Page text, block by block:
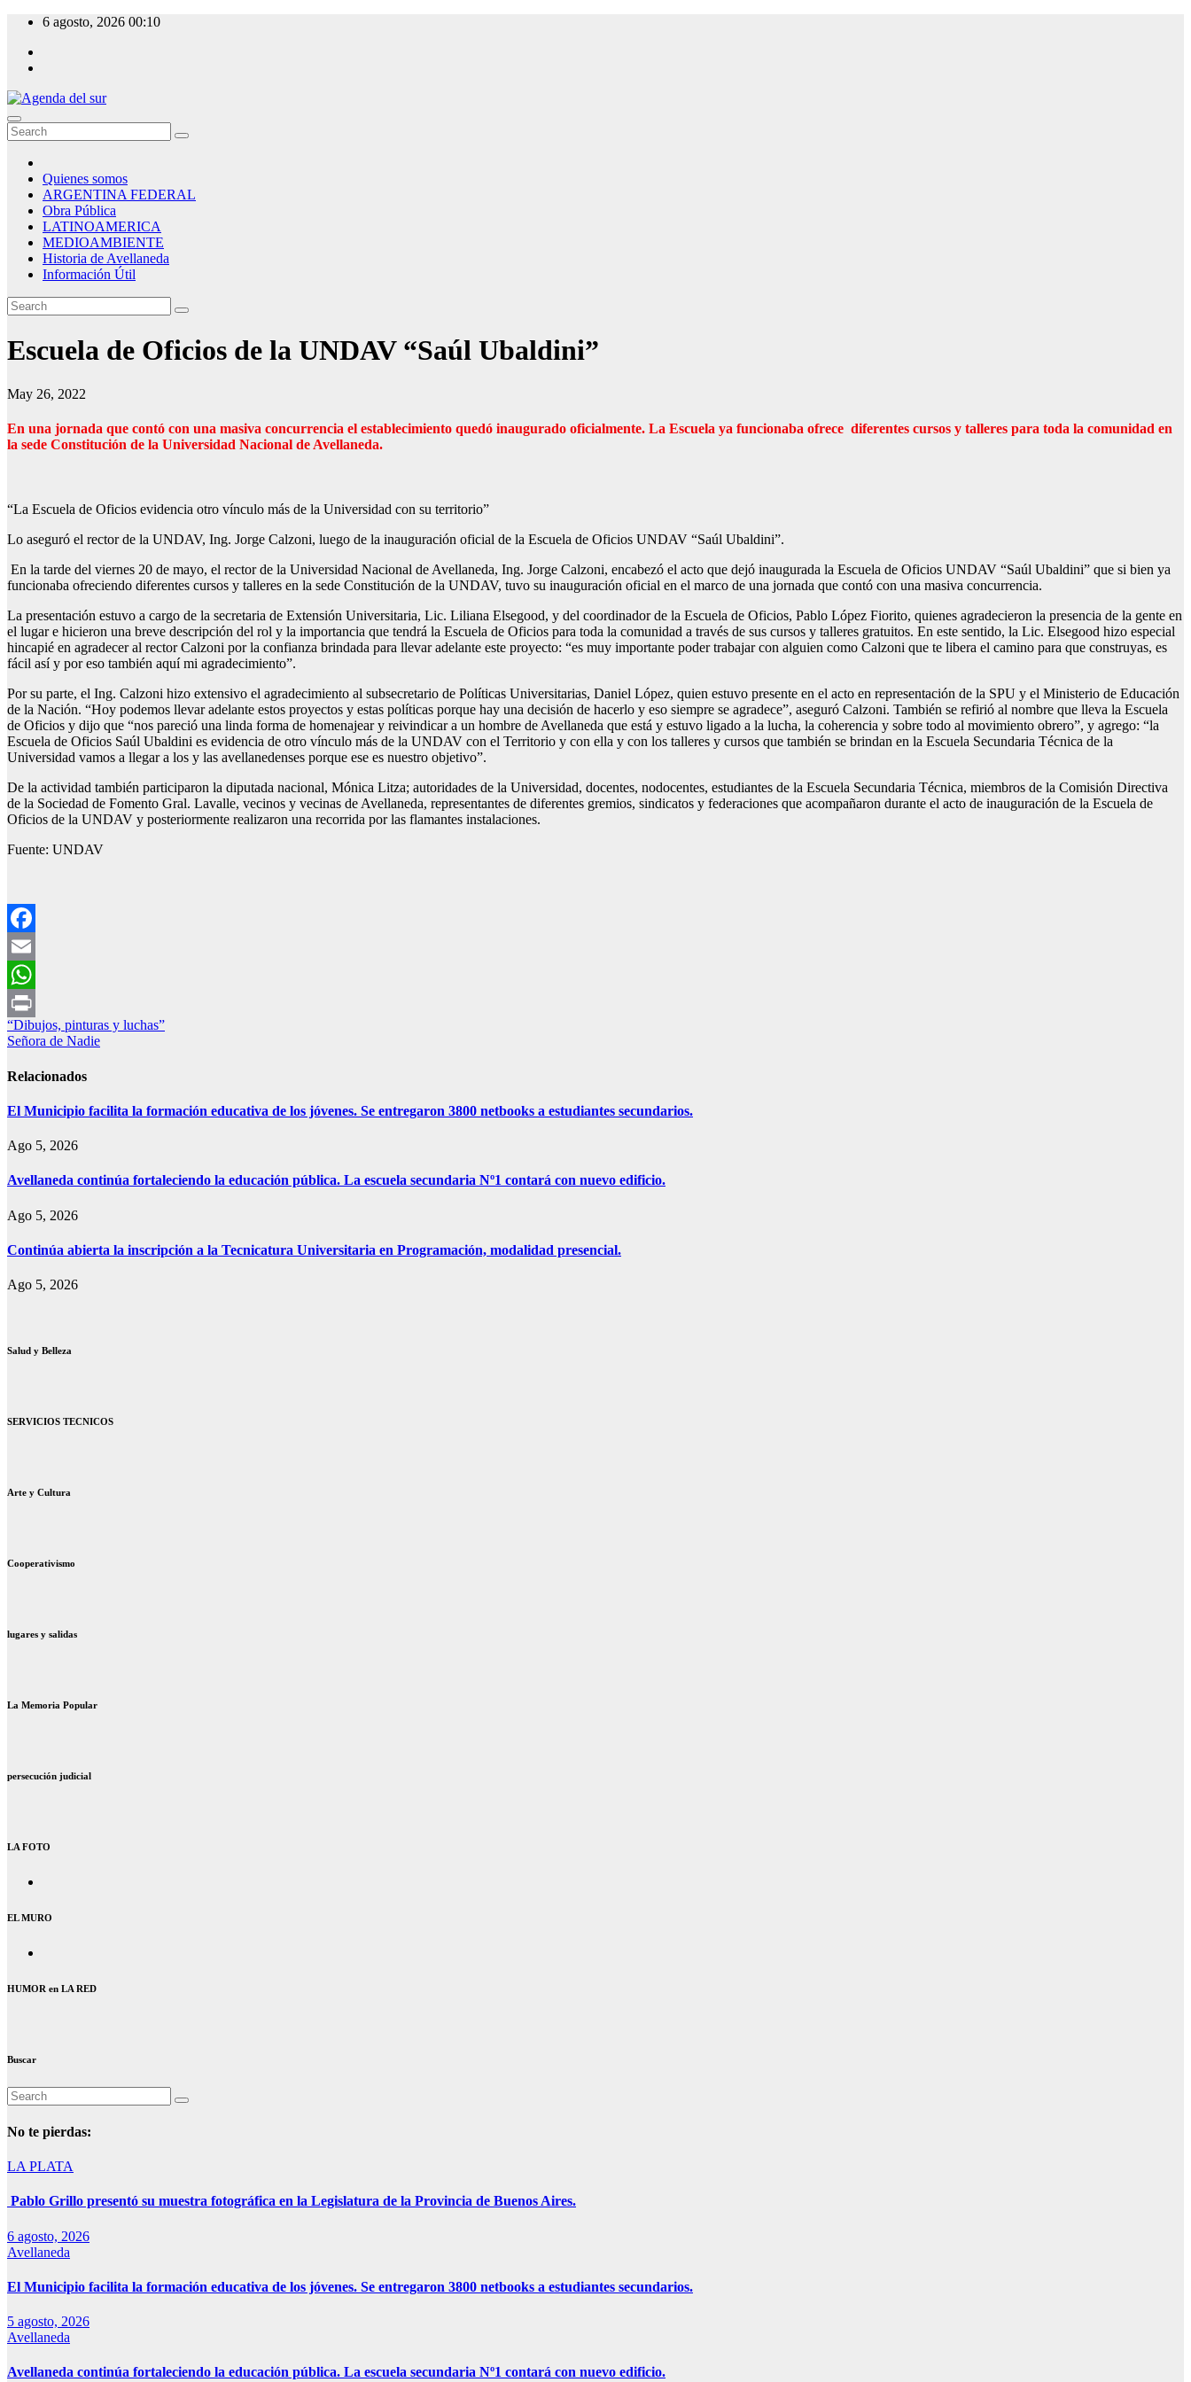
Skip
content
6 agosto, 2026 00:10
Agenda del sur
Quienes somos
ARGENTINA FEDERAL
Obra Pública
LATINOAMERICA
MEDIOAMBIENTE
Historia de Avellaneda
Información Útil
Escuela de Oficios de la UNDAV “Saúl Ubaldini”
May 26, 2022
En una jornada que contó con una masiva concurrencia el establecimiento quedó inaugurado oficialmente. La Escuela ya funcionaba ofrece diferentes cursos y talleres para toda la comunidad en
la sede Constitución de la Universidad Nacional de Avellaneda.
“La Escuela de Oficios evidencia otro vínculo más de la Universidad con su territorio”
Lo aseguró el rector de la UNDAV, Ing. Jorge Calzoni, luego de la inauguración oficial de la Escuela de Oficios UNDAV “Saúl Ubaldini”.
En la tarde del viernes 20 de mayo, el rector de la Universidad Nacional de Avellaneda, Ing. Jorge Calzoni, encabezó el acto que dejó inaugurada la Escuela de Oficios UNDAV “Saúl Ubaldini” que si bien ya
funcionaba ofreciendo diferentes cursos y talleres en la sede Constitución de la UNDAV, tuvo su inauguración oficial en el marco de una jornada que contó con una masiva concurrencia.
La presentación estuvo a cargo de la secretaria de Extensión Universitaria, Lic. Liliana Elsegood, y del coordinador de la Escuela de Oficios, Pablo López Fiorito, quienes agradecieron la presencia de la gente en
el lugar e hicieron una breve descripción del rol y la importancia que tendrá la Escuela de Oficios para toda la comunidad a través de sus cursos y talleres gratuitos. En este sentido, la Lic. Elsegood hizo especial
hincapié en agradecer al rector Calzoni por la confianza brindada para llevar adelante este proyecto: “es muy importante poder trabajar con alguien como Calzoni que te libera el camino para que construyas, es
fácil así y por eso también aquí mi agradecimiento”.
Por su parte, el Ing. Calzoni hizo extensivo el agradecimiento al subsecretario de Políticas Universitarias, Daniel López, quien estuvo presente en el acto en representación de la SPU y el Ministerio de Educación
de la Nación. “Hoy podemos llevar adelante estos proyectos y estas políticas porque hay una decisión de hacerlo y eso siempre se agradece”, aseguró Calzoni. También se refirió al nombre que lleva la Escuela
de Oficios y dijo que “nos pareció una linda forma de homenajear y reivindicar a un hombre de Avellaneda que está y estuvo ligado a la lucha, la coherencia y sobre todo al movimiento obrero”, y agrego: “la
Escuela de Oficios Saúl Ubaldini es evidencia de otro vínculo más de la UNDAV con el Territorio y con ella y con los talleres y cursos que también se brindan en la Escuela Secundaria Técnica de la
Universidad vamos a llegar a los y las avellanedenses porque ese es nuestro objetivo”.
De la actividad también participaron la diputada nacional, Mónica Litza; autoridades de la Universidad, docentes, nodocentes, estudiantes de la Escuela Secundaria Técnica, miembros de la Comisión Directiva
de la Sociedad de Fomento Gral. Lavalle, vecinos y vecinas de Avellaneda, representantes de diferentes gremios, sindicatos y federaciones que acompañaron durante el acto de inauguración de la Escuela de
Oficios de la UNDAV y posteriormente realizaron una recorrida por las flamantes instalaciones.
Fuente: UNDAV
Facebook
Email
WhatsApp
Print
Navegación
de
entradas
“Dibujos, pinturas y luchas”
Señora de Nadie
Relacionados
El Municipio facilita la formación educativa de los jóvenes. Se entregaron 3800 netbooks a estudiantes secundarios.
Ago 5, 2026
Avellaneda continúa fortaleciendo la educación pública. La escuela secundaria Nº1 contará con nuevo edificio.
Ago 5, 2026
Continúa abierta la inscripción a la Tecnicatura Universitaria en Programación, modalidad presencial.
Ago 5, 2026
Salud y Belleza
SERVICIOS TECNICOS
Arte y Cultura
Cooperativismo
lugares y salidas
La Memoria Popular
persecución judicial
LA FOTO
EL MURO
HUMOR en LA RED
Buscar
No te pierdas:
LA PLATA
Pablo Grillo presentó su muestra fotográfica en la Legislatura de la Provincia de Buenos Aires.
6 agosto, 2026
Avellaneda
El Municipio facilita la formación educativa de los jóvenes. Se entregaron 3800 netbooks a estudiantes secundarios.
5 agosto, 2026
Avellaneda
Avellaneda continúa fortaleciendo la educación pública. La escuela secundaria Nº1 contará con nuevo edificio.